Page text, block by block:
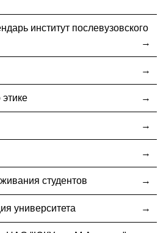
институт послевузовского
студентов
университета